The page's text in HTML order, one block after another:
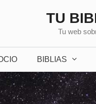
TU
Tu web
BIBLIAS